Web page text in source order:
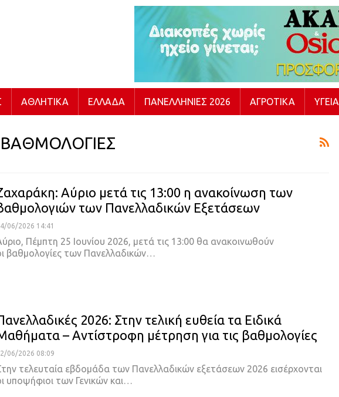
ΑΘΛΗΤΙΚΆ ΕΛΛΆΔΑ ΠΑΝΕΛΛΉΝΙΕΣ 2026 ΑΓΡΟΤΙΚΆ ΥΓΕΊΑ
ΒΑΘΜΟΛΟΓΙΕΣ
Αύριο μετά τις 13:00 η ανακοίνωση των
των Πανελλαδικών Εξετάσεων
06/2026 14:41
Πέμπτη 25 Ιουνίου 2026, μετά τις 13:00 θα ανακοινωθούν
βαθμολογίες των Πανελλαδικών…
2026: Στην τελική ευθεία τα Ειδικά
– Αντίστροφη μέτρηση για τις βαθμολογίες
06/2026 08:09
τελευταία εβδομάδα των Πανελλαδικών εξετάσεων 2026 εισέρχονται
υποψήφιοι των Γενικών και…